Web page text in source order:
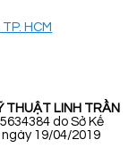
HCM
THUẬT LINH TRẦN
do Sở Kế
ngày 19/04/2019